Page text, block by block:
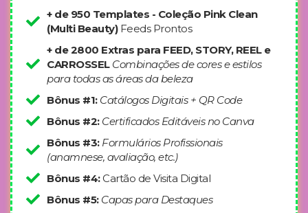
+ de 950 Templates - Coleção Pink Clean
(Multi Beauty) Feeds Prontos
+ de 2800 Extras para FEED, STORY, REEL e
CARROSSEL Combinações de cores e estilos
para todas as áreas da beleza
Bônus #1: Catálogos Digitais + QR Code
Bônus #2: Certificados Editáveis no Canva
Bônus #3: Formulários Profissionais
(anamnese, avaliação, etc.)
Bônus #4: Cartão de Visita Digital
Bônus #5: Capas para Destaques